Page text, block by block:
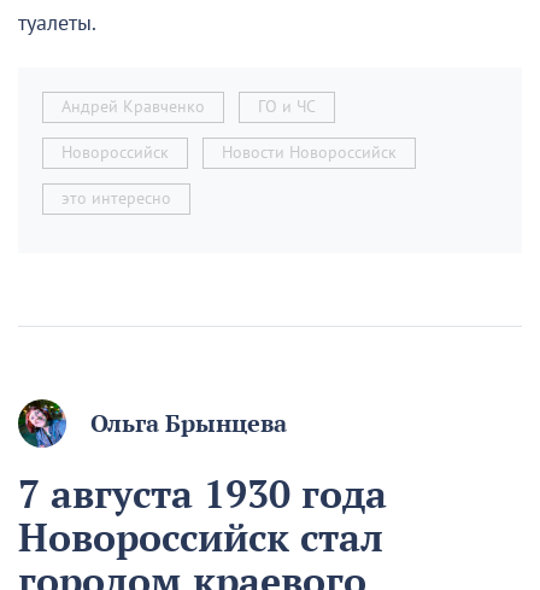
туалеты.
Андрей Кравченко ГО и ЧС
Новороссийск Новости Новороссийск
это интересно
Ольга Брынцева
7 августа 1930 года
Новороссийск стал